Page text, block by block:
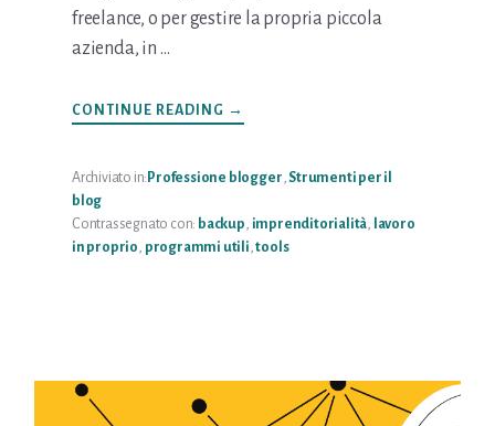
freelance, o per gestire la propria piccola
azienda, in …
CONTINUE READING INFOSOFTWARE
ESSENZIALI
E
PICCOLE
→
Archiviato in: Professione blogger ,Strumenti per il
blog
Contrassegnato con: backup imprenditorialità
lavoro
in proprio programmi utili ,tools